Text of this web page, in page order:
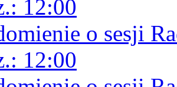
12:00
o sesji
12:00